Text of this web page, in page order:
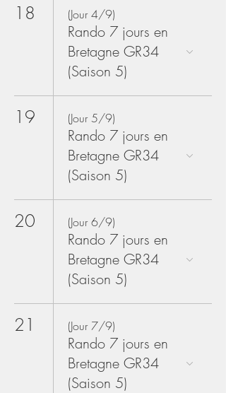
18 (Jour 4/9)
Rando 7 jours en
Bretagne GR34
(Saison 5)
19 (Jour 5/9)
Rando 7 jours en
Bretagne GR34
(Saison 5)
20 (Jour 6/9)
Rando 7 jours en
Bretagne GR34
(Saison 5)
21 (Jour 7/9)
Rando 7 jours en
Bretagne GR34
(Saison 5)